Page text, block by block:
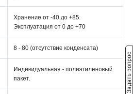
Хранение от -40 до +85.
Эксплуатация от 0 до +70
8 - 80 (отсутствие конденсата)
Индивидуальная - полиэтиленовый
пакет.
Задать вопрос